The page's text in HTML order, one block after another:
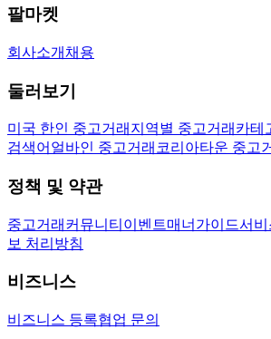
팔마켓
회사소개 채용
둘러보기
미국 한인 중고거래 지역별 중고거래 카테
검색어 얼바인 중고거래 코리아타운 중고
정책 및 약관
중고거래 커뮤니티 이벤트매너가이드서
보 처리방침
비즈니스
비즈니스 등록협업 문의